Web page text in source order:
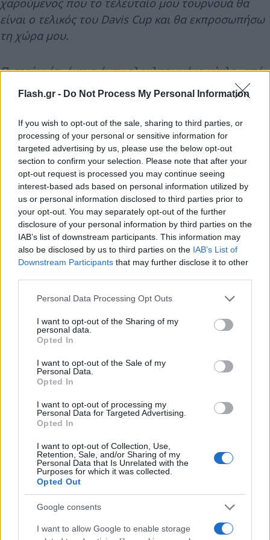
Flash.gr - Do Not Process My Personal Information
If you wish to opt-out of the sale, sharing to third parties, or
processing of your personal or sensitive information for
targeted advertising by us, please use the below opt-out
section to confirm your selection. Please note that after your
opt-out request is processed you may continue seeing
interest-based ads based on personal information utilized by
us or personal information disclosed to third parties prior to
your opt-out. You may separately opt-out of the further
disclosure of your personal information by third parties on the
IAB’s list of downstream participants. This information may
also be disclosed by us to third parties on the IAB’s List of
Downstream Participants that may further disclose it to other
Please note that this website/app uses one or more Google
not limited to your visit or usage behaviour. You may click to
grant or deny consent to Google and its third-party tags to
use your data for below specified purposes in below Google
consent section.
Personal Data Processing Opt Outs
I want to opt-out of the Sharing of my
personal data.
Opted In
I want to opt-out of the Sale of my
Personal Data.
Opted In
I want to opt-out of processing my
Personal Data for Targeted Advertising.
Opted In
I want to opt-out of Collection, Use,
Retention, Sale, and/or Sharing of my
Personal Data that Is Unrelated with the
Purposes for which it was collected.
Opted Out
Google consents
I want to allow Google to enable storage
είναι ο τελικός του Davis Cup και θα εκπροσωπήσω
τη χώρα μου.
Πιστεύω ότι έκανα έναν ολοκληρωμένο κύκλο, από
τη στιγμή που μια από τις μεγάλες χαρές μου ως
επαγγελματίας παίκτης τένις ήταν ο τελικός του
Davis Cup στη Σεβίλλη το 2004. Νιώθω σούπερ,
σούπερ τυχερός για όλα όσα είχα την τύχη να
βιώσω.